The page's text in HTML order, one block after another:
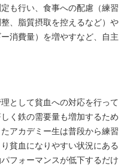
も行い、食事への配慮（練習
、脂質摂取を控えるなど）や
消費量）を増やすなど、自主
として貧血への対応を行って
く鉄の需要量も増加するため
アカデミー生は普段から練習
貧血になりやすい状況にある
フォーマンスが低下するだけ